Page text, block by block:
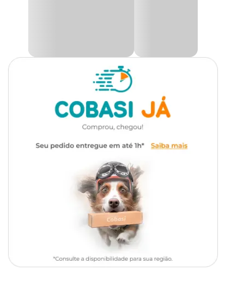
brinquedos para aves com preçoespecial. Compre pelo Site,
App ou em uma das nossas lojas.
Medidas aproximadas:
Largura
3 cm